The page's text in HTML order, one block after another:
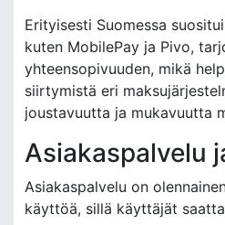
Erityisesti Suomessa
kuten MobilePay ja Pivo,
yhteensopivuuden, mikä
siirtymistä eri
joustavuutta ja mukavuutta
Asiakaspalvelu
Asiakaspalvelu on
käyttöä, sillä käyttäjät